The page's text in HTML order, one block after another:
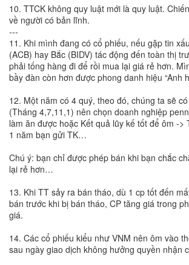
10. TTCK không quy luật mới là quy luật.
về người có bản lĩnh.
---
11. Khi mình đang có cổ phiếu, nếu gặp tin
(ACB) hay Bắc (BIDV) tác động đến toàn thị
phải tống hàng đi để rồi mua lại giá rẻ hơn.
bầy đàn còn hơn được phong danh hiệu “Anh
12. Một năm có 4 quý, theo đó, chúng ta sẽ
(Tháng 4,7,11,1) nên chọn doanh nghiệp
làm ăn được hoặc Kết quả lũy kế tốt để ôm ->
1 năm bạn gửi TK…
Chú ý: bạn chỉ được phép bán khi bạn chắc
lại rẻ hơn…
13. Khi TT sảy ra bán tháo, dù 1 cp tốt đến
bán trước khi bị bán tháo, CP tăng giá trong
giá.
14. Các cổ phiếu kiểu như VNM nên ôm vào
sau ngày giao dịch không hưởng quyền nhận